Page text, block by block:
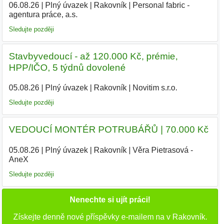
06.08.26| Plný úvazek| Rakovník|
Personal fabric -
agentura práce, a.s.
Sledujte později
Stavbyvedoucí - až 120.000 Kč, prémie,
HPP/IČO, 5 týdnů dovolené
05.08.26| Plný úvazek| Rakovník| Novitim s.r.o.
Sledujte později
VEDOUCÍ MONTÉR POTRUBÁŘŮ | 70.000 Kč
05.08.26| Plný úvazek| Rakovník|
Věra Pietrasová -
AneX
Sledujte později
Nenechte si ujít práci!
Získejte denně nové příspěvky e-mailem na v Rakovník.